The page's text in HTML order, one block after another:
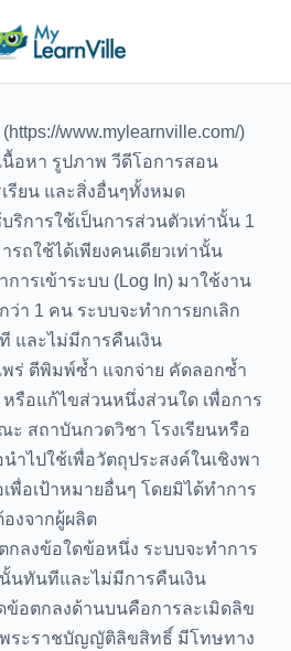
www.mylearnville.com/)
นื้อหา รูปภาพ วีดีโอการสอน
รียน และสิ่งอื่นๆทั้งหมด
ริการใช้เป็นการส่วนตัวเท่านั้น 1
รถใช้ได้เพียงคนเดียวเท่านั้น
ารเข้าระบบ (Log In) มาใช้งาน
ว่า 1 คน ระบบจะทำการยกเลิก
และไม่มีการคืนเงิน
พร่ ตีพิมพ์ซ้ำ แจกจ่าย คัดลอกซ้ำ
รือแก้ไขส่วนหนึ่งส่วนใด เพื่อการ
ะ สถาบันกวดวิชา โรงเรียนหรือ
ำไปใช้เพื่อวัตถุประสงค์ในเชิงพา
พื่อเป้าหมายอื่นๆ โดยมิได้ทำการ
งจากผู้ผลิต
กลงข้อใดข้อหนึ่ง ระบบจะทำการ
นทันทีและไม่มีการคืนเงิน
ข้อตกลงด้านบนคือการละเมิดลิข
ระราชบัญญัติลิขสิทธิ์ มีโทษทาง